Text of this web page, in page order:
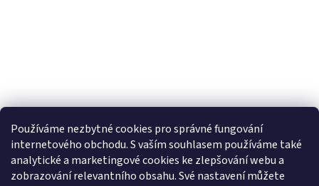
Používáme nezbytné cookies pro správné fungování
internetového obchodu. S vaším souhlasem používáme také
analytické a marketingové cookies ke zlepšování webu a
zobrazování relevantního obsahu. Své nastavení můžete